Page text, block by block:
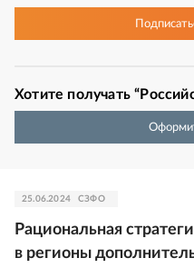
Хотите получать
25.06.2024 СЗФО
Рациональная
в регионы